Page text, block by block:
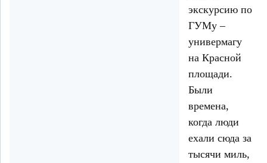
экскурсию по
ГУМу –
универмагу
на Красной
площади.
Были
времена,
когда люди
ехали сюда за
тысячи миль,